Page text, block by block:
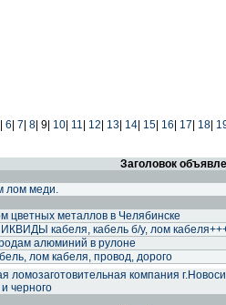
6 7 8 9| 10 11 12 13 14 15 16 17 18
Заголовок
лом меди.
цветных металлов в Челябинске
кабеля, кабель б/у, лом
алюминий в рулоне
лом кабеля, провод, дoрого
ломозаготовительная компания
черного